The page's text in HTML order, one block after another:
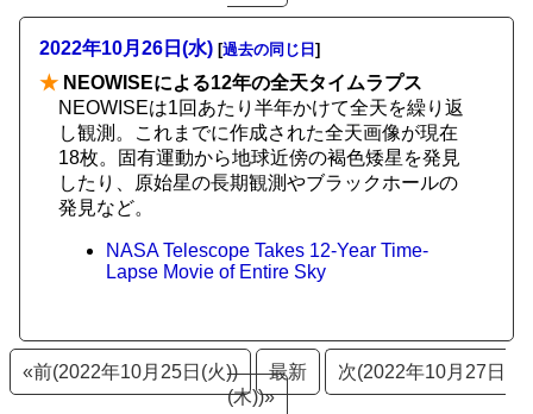
2022年10月26日(水) [過去の同じ日 ]
★ NEOWISEによる12年の全天タイムラプス
NEOWISEは1回あたり半年かけて全天を繰り返
し観測。これまでに作成された全天画像が現在
18枚。固有運動から地球近傍の褐色矮星を発見
したり、原始星の長期観測やブラックホールの
発見など。
NASA Telescope Takes 12-Year Time-
Lapse Movie of Entire Sky
«前(2022年10月25日(火)) 最新
次(2022年10月27日
(木))»